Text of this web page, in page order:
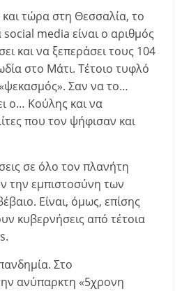
τώρα στη Θεσσαλία, το
media είναι ο αριθμός
και να ξεπεράσει τους 104
στο Μάτι. Τέτοιο τυφλό
Σαν να το…
ο… Κούλης και να
που τον ψήφισαν και
σε όλο τον πλανήτη
την εμπιστοσύνη των
Είναι, όμως, επίσης
κυβερνήσεις από τέτοια
Στο
ανύπαρκτη «5χρονη